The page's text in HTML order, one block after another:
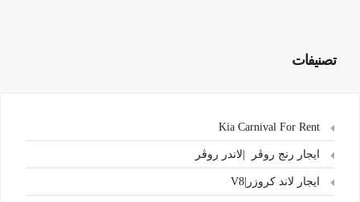
تصنيفات
ايجار رنج روڤر |لاندر روڤر
ايجار لاند كروزر|V8